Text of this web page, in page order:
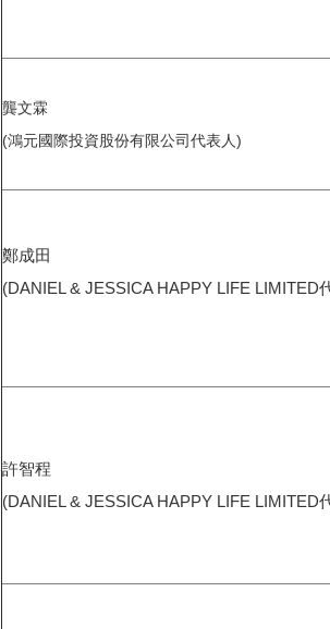
龔文霖
(鴻元國際投資股份有限公司代表人)
鄭成田
(DANIEL & JESSICA HAPPY LIFE LIMITED
許智程
(DANIEL & JESSICA HAPPY LIFE LIMITED